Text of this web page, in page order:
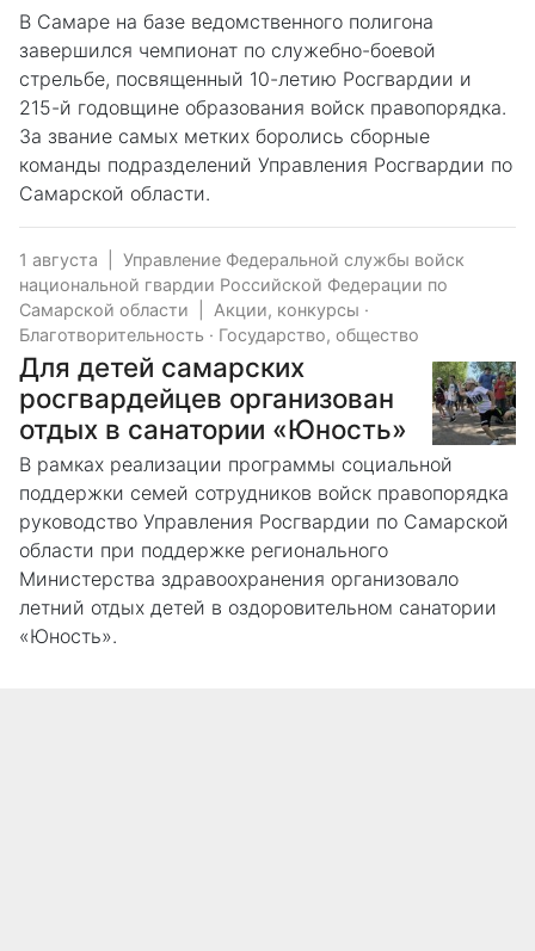
В Самаре на базе ведомственного полигона
завершился чемпионат по служебно-боевой
стрельбе, посвященный 10-летию Росгвардии и
215-й годовщине образования войск правопорядка.
За звание самых метких боролись сборные
команды подразделений Управления Росгвардии по
Самарской области.
1 августа
Управление Федеральной службы войск
национальной гвардии Российской Федерации по
Самарской области
Акции, конкурсы ·
Благотворительность · Государство, общество
Для детей самарских
росгвардейцев организован
отдых в санатории «Юность»
В рамках реализации программы социальной
поддержки семей сотрудников войск правопорядка
руководство Управления Росгвардии по Самарской
области при поддержке регионального
Министерства здравоохранения организовало
летний отдых детей в оздоровительном санатории
«Юность».